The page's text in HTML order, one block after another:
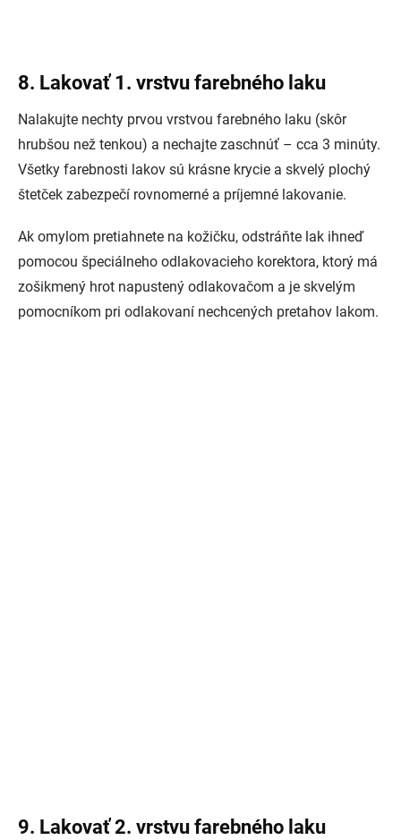
8. Lakovať 1. vrstvu farebného laku
Nalakujte nechty prvou vrstvou farebného laku (skôr
hrubšou než tenkou) a nechajte zaschnúť – cca 3 minúty.
Všetky farebnosti lakov sú krásne krycie a skvelý plochý
štetček zabezpečí rovnomerné a príjemné lakovanie.
Ak omylom pretiahnete na kožičku, odstráňte lak ihneď
pomocou špeciálneho odlakovacieho korektora, ktorý má
zošikmený hrot napustený odlakovačom a je skvelým
pomocníkom pri odlakovaní nechcených pretahov lakom.
9. Lakovať 2. vrstvu farebného laku